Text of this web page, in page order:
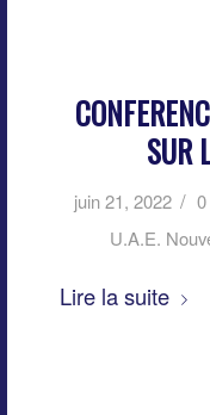
SUR
juin 21, 2022 /
U.A.E.
Lire la suite